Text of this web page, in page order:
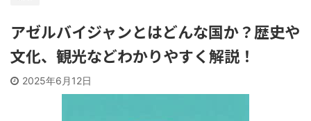
アゼルバイジャンとはどんな国か？歴史や
文化、観光などわかりやすく解説！
2025年6月12日